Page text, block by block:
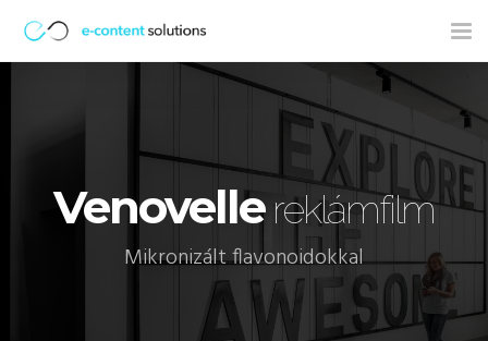
Venovellereklámfilm
Mikronizált flavonoidokkal